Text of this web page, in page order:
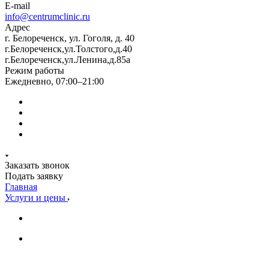
E-mail
info@centrumclinic.ru
Адрес
г. Белореченск, ул. Гоголя, д. 40
г.Белореченск,ул.Толстого,д.40
г.Белореченск,ул.Ленина,д.85а
Режим работы
Ежедневно, 07:00–21:00
Заказать звонок
Подать заявку
Главная
Услуги и цены